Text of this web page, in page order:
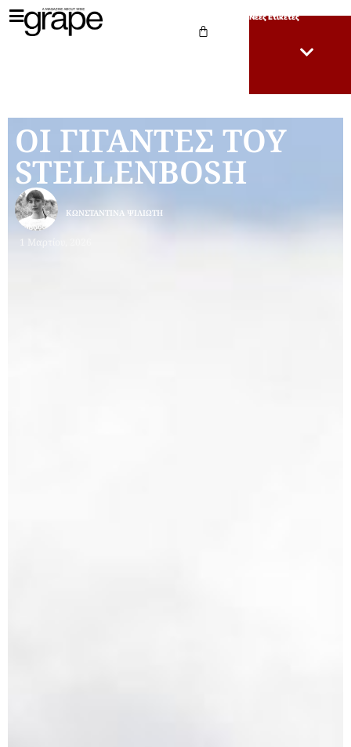
Νέες Ετικέτες
ΟΙ ΓΙΓΑΝΤΕΣ ΤΟΥ
STELLENBOSH
1 Μαρτίου, 2026
ΚΩΝΣΤΑΝΤΊΝΑ ΨΙΛΙΏΤΗ